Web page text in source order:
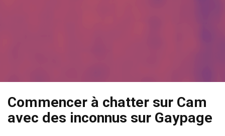
Commencer à chatter sur Cam
avec des inconnus sur Gaypage